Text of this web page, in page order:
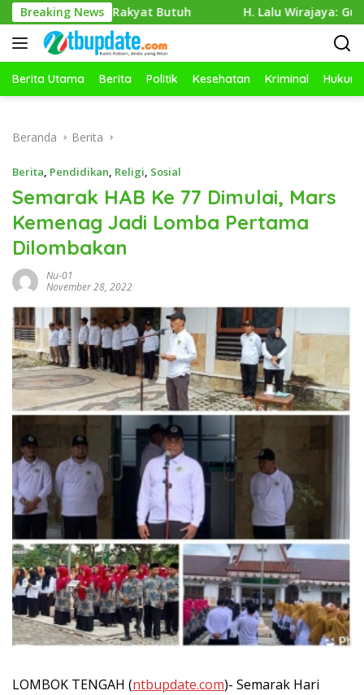
Langsung
ke
konten
Breaking News
Rakyat Butuh H. Lalu Wirajaya: Guru Kreatif, Siswa
Berita Utama Berita Politik Kesehatan Kriminal Hukum
Beranda Berita
Berita, Pendidikan, Religi, Sosial
Semarak HAB Ke 77 Dimulai, Mars
Kemenag Jadi Lomba Pertama
Dilombakan
Nu-01
November 28, 2022
LOMBOK TENGAH (ntbupdate.com)- Semarak Hari